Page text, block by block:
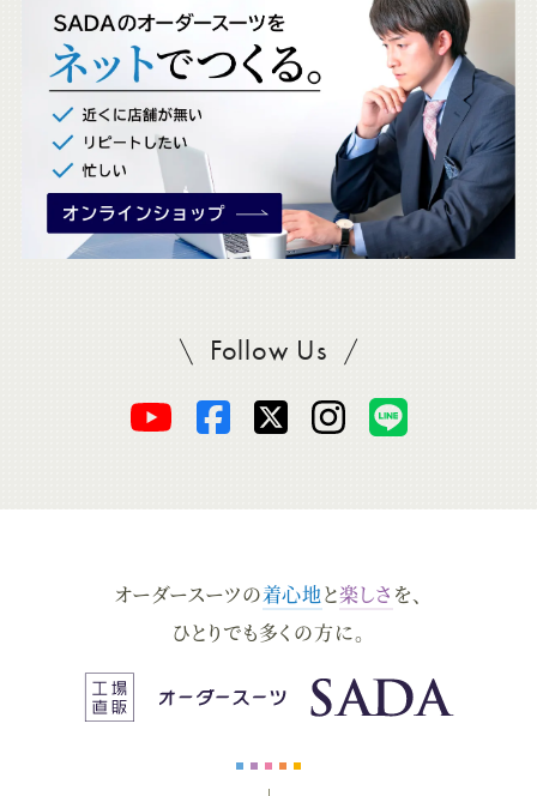
Follow UsSADAをフォロー
オ
ー
ス
オ
ー
ス
ー
オ
ー
ス
ー
オ
ー
ス
ス
オーダースーツの着心地と楽しさ を、
ひとりでも多くの方に。